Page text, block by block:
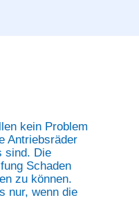
kein Problem
Antriebsräder
sind. Die
Schaden
zu können.
nur, wenn die